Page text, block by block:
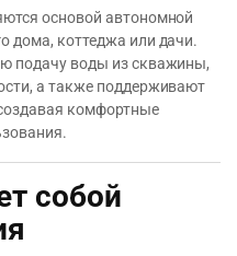
основой автономной
дома, коттеджа или дачи.
подачу воды из скважины,
а также поддерживают
комфортные
собой